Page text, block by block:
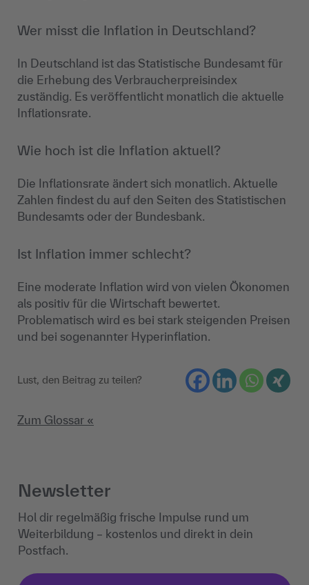
Wer misst die Inflation in Deutschland?
In Deutschland ist das Statistische Bundesamt für
die Erhebung des Verbraucherpreisindex
zuständig. Es veröffentlicht monatlich die aktuelle
Inflationsrate.
Wie hoch ist die Inflation aktuell?
Die Inflationsrate ändert sich monatlich. Aktuelle
Zahlen findest du auf den Seiten des Statistischen
Bundesamts oder der Bundesbank.
Ist Inflation immer schlecht?
Eine moderate Inflation wird von vielen Ökonomen
als positiv für die Wirtschaft bewertet.
Problematisch wird es bei stark steigenden Preisen
und bei sogenannter Hyperinflation.
Lust, den Beitrag zu teilen?
Zum Glossar «
Newsletter
Hol dir regelmäßig frische Impulse rund um
Weiterbildung – kostenlos und direkt in dein
Postfach.